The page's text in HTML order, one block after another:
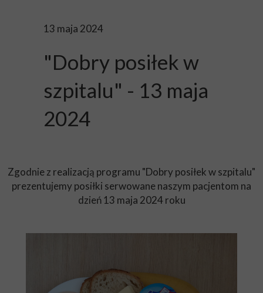
13 maja 2024
"Dobry posiłek w
szpitalu" - 13 maja
2024
Zgodnie z realizacją programu "Dobry posiłek w szpitalu"
prezentujemy posiłki serwowane naszym pacjentom na
dzień 13 maja 2024 roku